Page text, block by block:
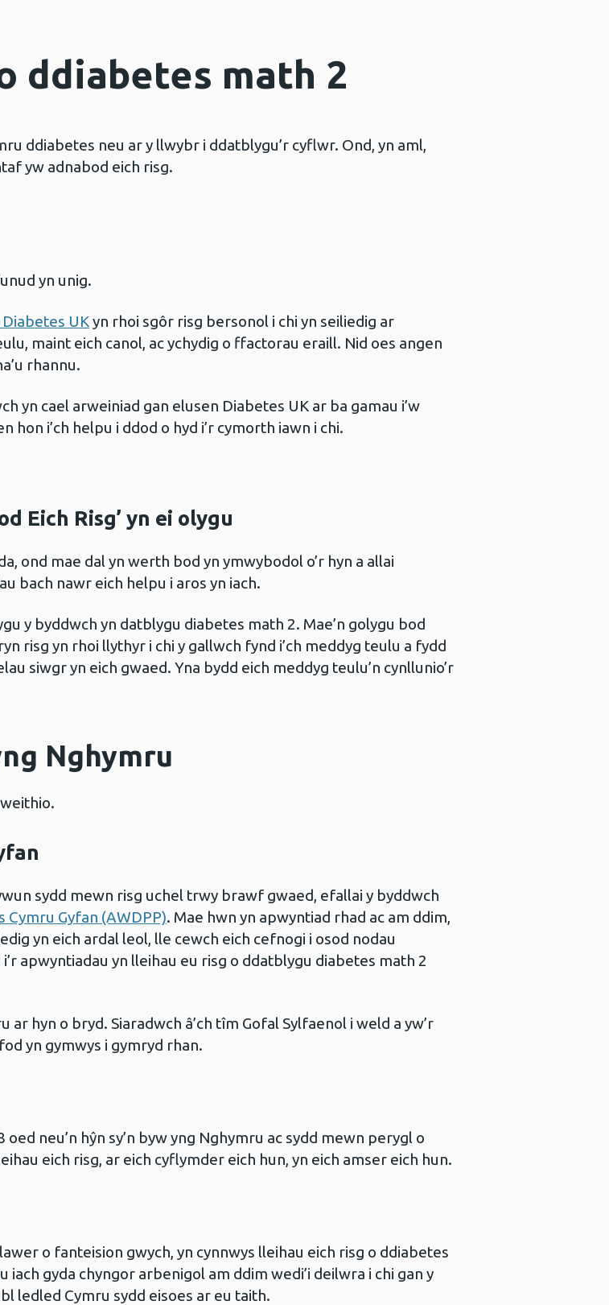
ddiabetes math 2
ddiabetes neu ar y llwybr i ddatblygu’r cyflwr. Ond, yn aml,
yw adnabod eich risg.
yn unig.
UKyn rhoi sgôr risg bersonol i chi yn seiliedig ar
maint eich canol, ac ychydig o ffactorau eraill. Nid oes angen
rhannu.
yn cael arweiniad gan elusen Diabetes UK ar ba gamau i’w
hon i’ch helpu i ddod o hyd i’r cymorth iawn i chi.
Eich Risg’ yn ei olygu
ond mae dal yn werth bod yn ymwybodol o’r hyn a allai
bach nawr eich helpu i aros yn iach.
y byddwch yn datblygu diabetes math 2. Mae’n golygu bod
risg yn rhoi llythyr i chi y gallwch fynd i’ch meddyg teulu a fydd
siwgr yn eich gwaed. Yna bydd eich meddyg teulu’n cynllunio’r
Nghymru
sydd mewn risg uchel trwy brawf gwaed, efallai y byddwch
Cymru Gyfan (AWDPP). Mae hwn yn apwyntiad rhad ac am ddim,
yn eich ardal leol, lle cewch eich cefnogi i osod nodau
apwyntiadau yn lleihau eu risg o ddatblygu diabetes math 2
hyn o bryd. Siaradwch â’ch tîm Gofal Sylfaenol i weld a yw’r
yn gymwys i gymryd rhan.
oed neu’n hŷn sy’n byw yng Nghymru ac sydd mewn perygl o
eich risg, ar eich cyflymder eich hun, yn eich amser eich hun.
o fanteision gwych, yn cynnwys lleihau eich risg o ddiabetes
iach gyda chyngor arbenigol am ddim wedi’i deilwra i chi gan y
ledled Cymru sydd eisoes ar eu taith.